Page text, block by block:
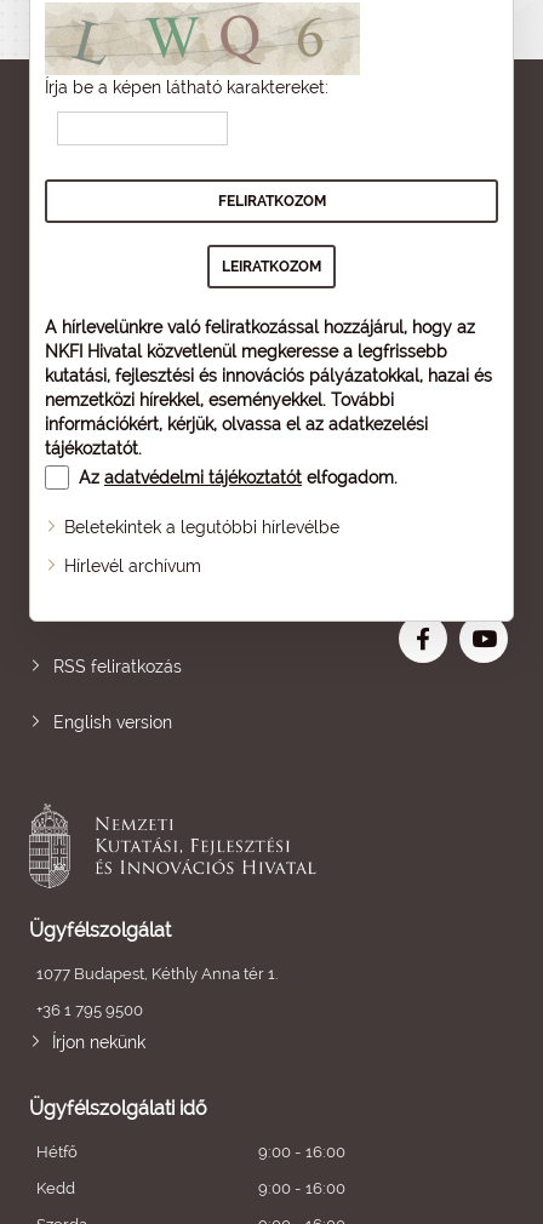
Írja be a képen látható karaktereket:
A hírlevelünkre való feliratkozással hozzájárul, hogy az
NKFI Hivatal közvetlenül megkeresse a legfrissebb
kutatási, fejlesztési és innovációs pályázatokkal, hazai és
nemzetközi hírekkel, eseményekkel. További
információkért, kérjük, olvassa el az adatkezelési
tájékoztatót.
Az adatvédelmi tájékoztatót elfogadom.
Beletekintek a legutóbbi hírlevélbe
Hírlevél archívum
Oldaltérkép
RSS feliratkozás
English version
Ügyfélszolgálat
1077 Budapest, Kéthly Anna tér 1.
+36 1 795 9500
Írjon nekünk
Ügyfélszolgálati idő
Hétfő
9:00 - 16:00
Kedd
9:00 - 16:00